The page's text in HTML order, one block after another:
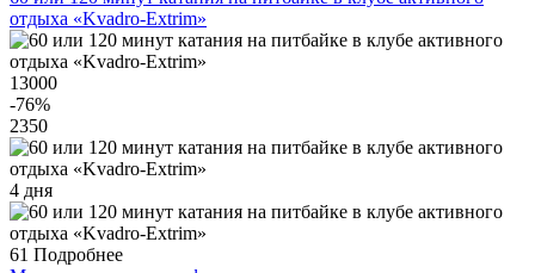
отдыха «Kvadro-Extrim»
13000
-76%
2350
4 дня
61 Подробнее